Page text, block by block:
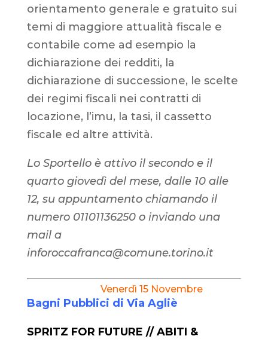
orientamento generale e gratuito sui
temi di maggiore attualità fiscale e
contabile come ad esempio la
dichiarazione dei redditi, la
dichiarazione di successione, le scelte
dei regimi fiscali nei contratti di
locazione, l’imu, la tasi, il cassetto
fiscale ed altre attività.
Lo Sportello è attivo il secondo e il
quarto giovedì del mese, dalle 10 alle
12, su appuntamento chiamando il
numero 01101136250 o inviando una
mail a
inforoccafranca@comune.torino.it
Venerdì 15 Novembre
Bagni Pubblici di Via Agliè
SPRITZ FOR FUTURE // ABITI &